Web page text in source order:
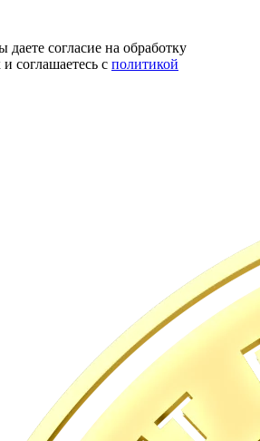
согласие на обработку
соглашаетесь с политикой